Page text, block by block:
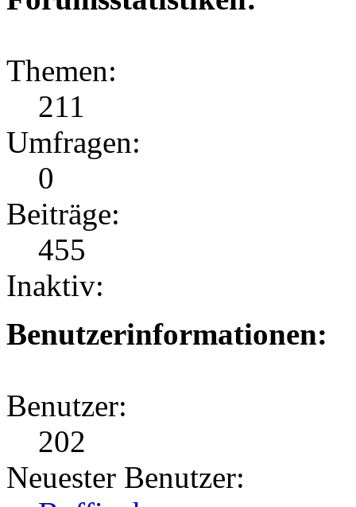
Themen:
211
Umfragen:
0
Beiträge:
455
Inaktiv:
Benutzerinformationen:
Benutzer:
202
Neuester Benutzer: